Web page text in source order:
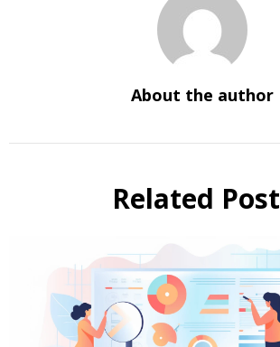
About the author
Related